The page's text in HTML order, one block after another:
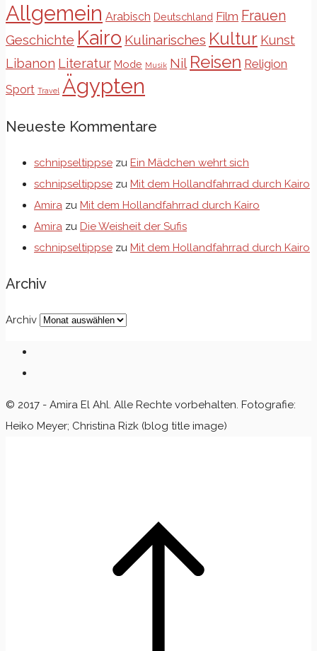
Allgemein Arabisch Deutschland Film Frauen
Geschichte Kairo Kulinarisches Kultur Kunst
Libanon Literatur Mode Musik Nil Reisen Religion
Sport Travel Ägypten
Neueste Kommentare
schnipseltippse zu Ein Mädchen wehrt sich
schnipseltippse zu Mit dem Hollandfahrrad durch Kairo
Amira zu Mit dem Hollandfahrrad durch Kairo
Amira zu Die Weisheit der Sufis
schnipseltippse zu Mit dem Hollandfahrrad durch Kairo
Archiv
Archiv
© 2017 - Amira El Ahl. Alle Rechte vorbehalten. Fotografie:
Heiko Meyer; Christina Rizk (blog title image)